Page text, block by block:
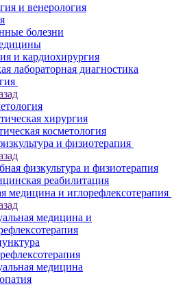
и венерология
болезни
и кардиохирургия
лабораторная диагностика
хирургия
косметология
и физиотерапия
физкультура и физиотерапия
реабилитация
медицина и иглорефлексотерапия
медицина и
медицина